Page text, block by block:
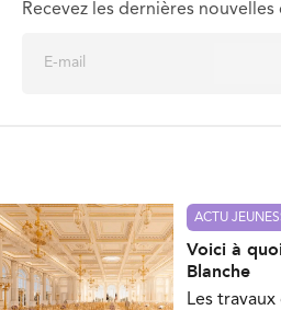
Recevez les dernières
ACTU
Voici à
Blanche
Les